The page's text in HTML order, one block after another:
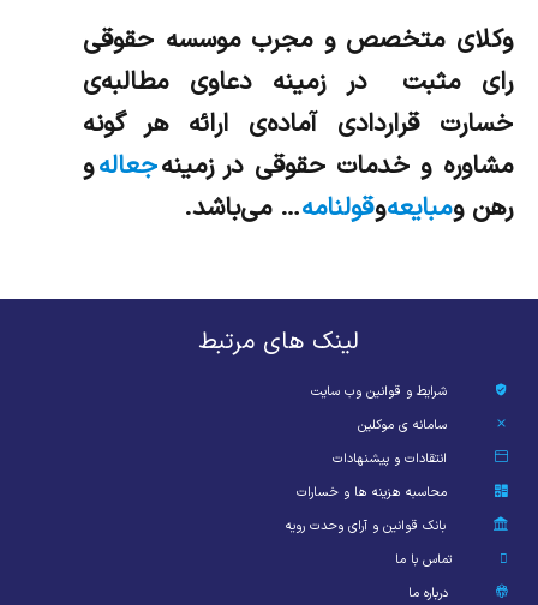
وکلای متخصص و مجرب موسسه حقوقی
رای مثبت در زمینه دعاوی مطالبه‌ی
خسارت قراردادی آماده‌ی ارائه هر گونه
مشاوره و خدمات حقوقی در زمینهجعالهو
رهن ومبایعهوقولنامه… می‌باشد.
لینک های مرتبط
شرایط و قوانین وب سایت
سامانه ی موکلین
انتقادات و پیشنهادات
محاسبه هزینه ها و خسارات
بانک قوانین و آرای وحدت رویه
تماس با ما
درباره ما